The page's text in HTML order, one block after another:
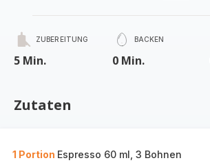
ZUBEREITUNG
5 Min.
BACKEN
0 Min.
Zutaten
1 Portion Espresso 60 ml, 3 Bohnen